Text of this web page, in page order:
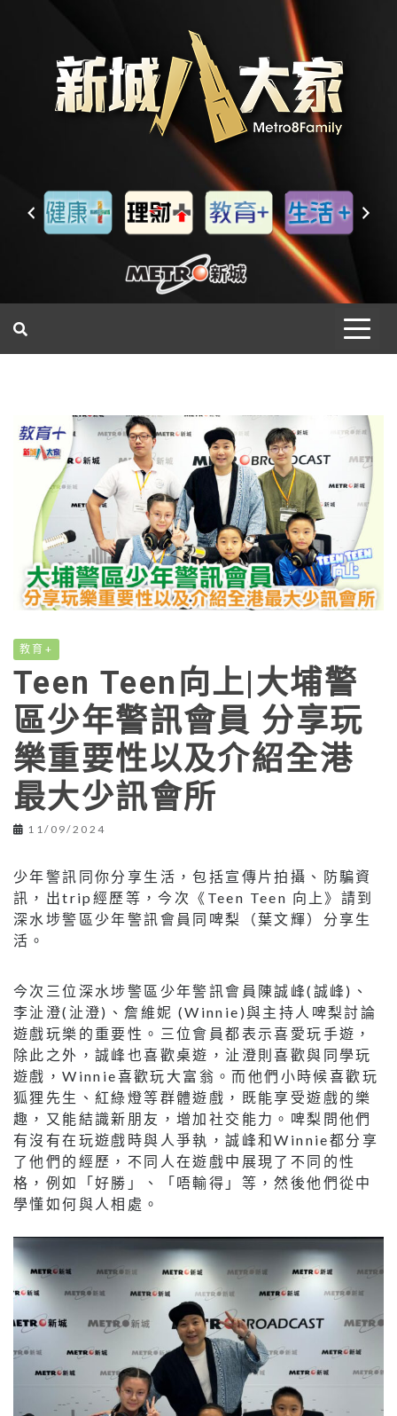
教育+
Teen Teen向上|大埔警
區少年警訊會員 分享玩
樂重要性以及介紹全港
最大少訊會所
11/09/2024
少年警訊同你分享生活，包括宣傳片拍攝、防騙資
訊，出trip經歷等，今次《Teen Teen 向上》請到
深水埗警區少年警訊會員同啤梨（葉文輝）分享生
活。
今次三位深水埗警區少年警訊會員陳誠峰(誠峰)、
李沚澄(沚澄)、詹維妮 (Winnie)與主持人啤梨討論
遊戲玩樂的重要性。三位會員都表示喜愛玩手遊，
除此之外，誠峰也喜歡桌遊，沚澄則喜歡與同學玩
遊戲，Winnie喜歡玩大富翁。而他們小時候喜歡玩
狐狸先生、紅綠燈等群體遊戲，既能享受遊戲的樂
趣，又能結識新朋友，增加社交能力。啤梨問他們
有沒有在玩遊戲時與人爭執，誠峰和Winnie都分享
了他們的經歷，不同人在遊戲中展現了不同的性
格，例如「好勝」、「唔輸得」等，然後他們從中
學懂如何與人相處。